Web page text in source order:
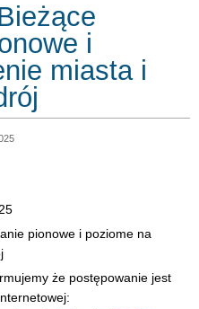
i
miasta i
pionowe i poziome na
że postępowanie jest